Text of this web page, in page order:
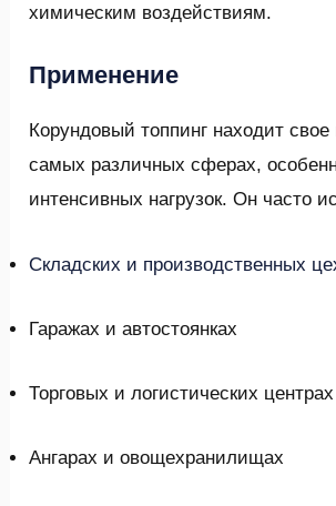
химическим воздействиям.
Применение
Корундовый топпинг находит
самых различных сферах,
интенсивных нагрузок. Он часто
Складских и производственных
Гаражах и автостоянках
Торговых и логистических центрах
Ангарах и овощехранилищах